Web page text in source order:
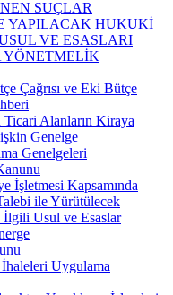
SUÇLAR
YAPILACAK HUKUKİ
VE ESASLARI
Çağrısı ve Eki Bütçe
Alanların Kiraya
Genelge
Genelgeleri
İşletmesi Kapsamında
ile Yürütülecek
İlgili Usul ve Esaslar
İhaleleri Uygulama